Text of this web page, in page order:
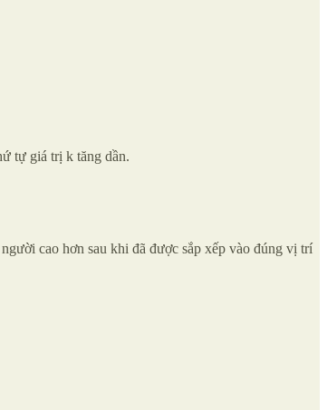
tự giá trị k tăng dần.
cao hơn sau khi đã được sắp xếp vào đúng vị trí